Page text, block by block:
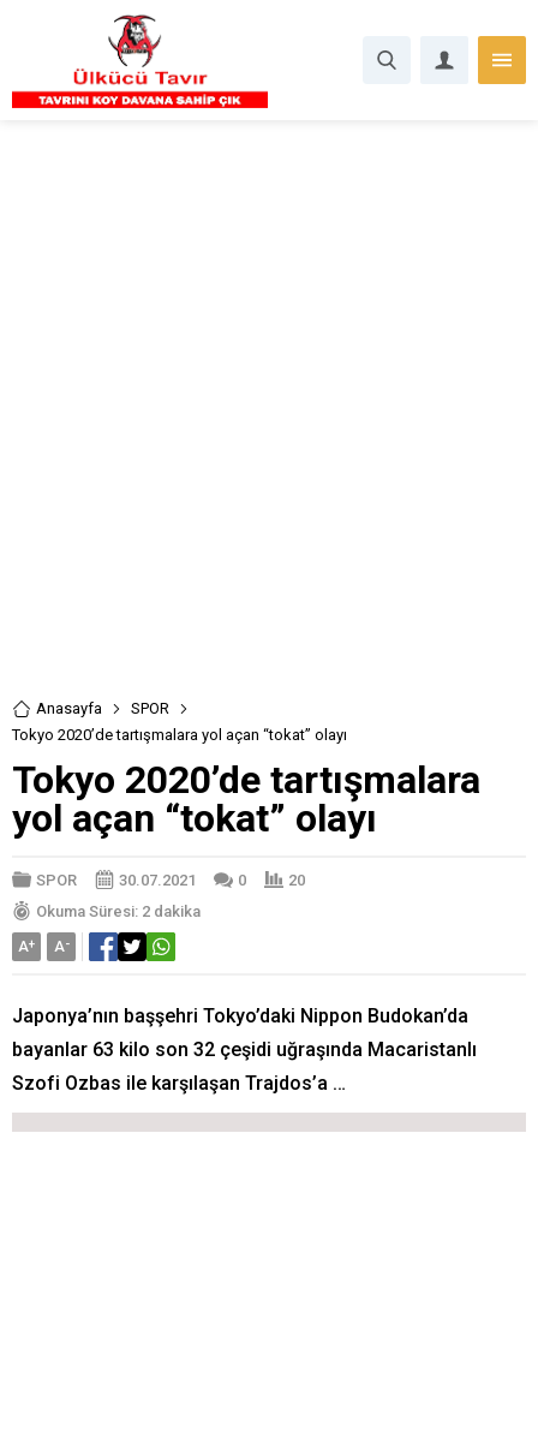
Anasayfa
SPOR
Tokyo 2020’de tartışmalara yol açan “tokat” olayı
Tokyo 2020’de tartışmalara
yol açan “tokat” olayı
SPOR 30.07.2021 0
20
Okuma Süresi: 2 dakika
A+ A-
Japonya’nın başşehri Tokyo’daki Nippon Budokan’da
bayanlar 63 kilo son 32 çeşidi uğraşında Macaristanlı
Szofi Ozbas ile karşılaşan Trajdos’a …